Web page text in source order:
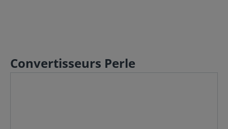
Convertisseurs Perle